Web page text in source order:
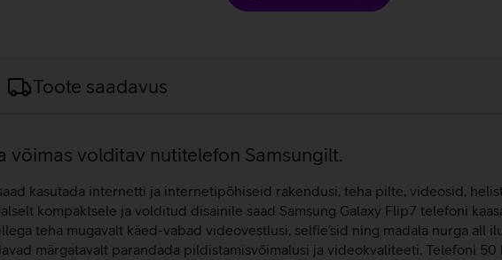
Toote saadavus
volditav nutitelefon Samsungilt.
kasutada internetti ja internetipõhiseid rakendusi, teha pilte, videosid,
kompaktsele ja volditud disainile saad Samsung Galaxy Flip7 telefoni
teha mugavalt käed-vabad videovestlusi, selfie’sid ning madala nurga all
märgatavalt parandada pildistamisvõimalusi ja videokvaliteeti. Telefoni